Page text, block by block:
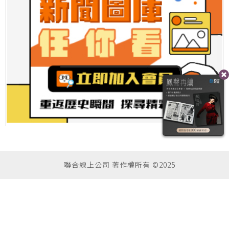
聯合線上公司 著作權所有 ©2025